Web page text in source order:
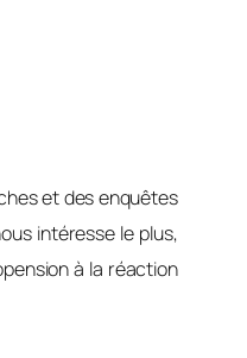
et des enquêtes
intéresse le plus,
à la réaction